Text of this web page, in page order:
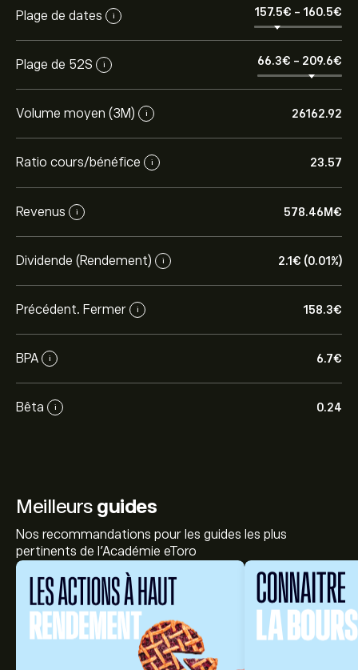
Plage de dates i 157.5‎€‎ - 160.5‎€‎
Plage de 52S i 66.3‎€‎ - 209.6‎€‎
Volume moyen (3M) i 26162.92
Ratio cours/bénéfice i 23.57
Revenus i 578.46M‎€‎
Dividende (Rendement) i 2.1‎€‎ (0.01%)
Précédent. Fermer i 158.3‎€‎
BPA i 6.7‎€‎
Bêta i 0.24
Meilleurs guides
Nos recommandations pour les guides les plus
pertinents de l'Académie eToro